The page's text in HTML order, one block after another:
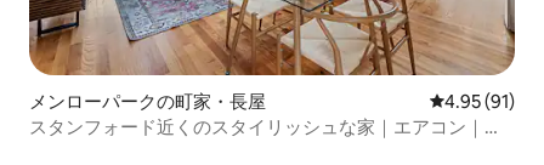
メンローパークの町家・長屋 レビュー91
4.95 (91)
スタンフォード近くのスタイリッシュな家｜エアコン｜ジ